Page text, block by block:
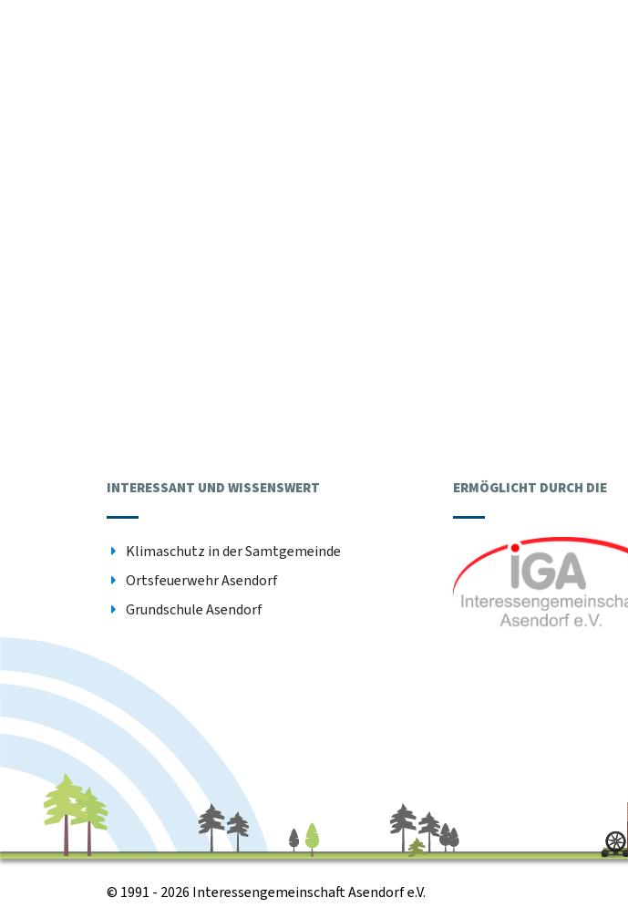
INTERESSANT UND WISSENSWERT
Klimaschutz in der Samtgemeinde
Ortsfeuerwehr Asendorf
Grundschule Asendorf
ERMÖGLICHT DURCH DIE
© 1991 - 2026 Interessengemeinschaft Asendorf e.V.